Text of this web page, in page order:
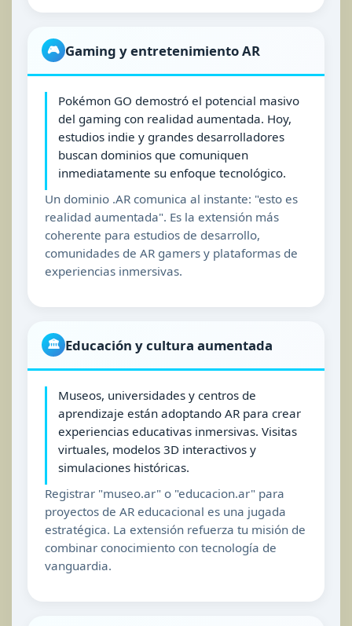
🎮 Gaming y entretenimiento AR
Pokémon GO demostró el potencial masivo
del gaming con realidad aumentada. Hoy,
estudios indie y grandes desarrolladores
buscan dominios que comuniquen
inmediatamente su enfoque tecnológico.
Un dominio .AR comunica al instante: "esto es
realidad aumentada". Es la extensión más
coherente para estudios de desarrollo,
comunidades de AR gamers y plataformas de
experiencias inmersivas.
🏛️ Educación y cultura aumentada
Museos, universidades y centros de
aprendizaje están adoptando AR para crear
experiencias educativas inmersivas. Visitas
virtuales, modelos 3D interactivos y
simulaciones históricas.
Registrar "museo.ar" o "educacion.ar" para
proyectos de AR educacional es una jugada
estratégica. La extensión refuerza tu misión de
combinar conocimiento con tecnología de
vanguardia.